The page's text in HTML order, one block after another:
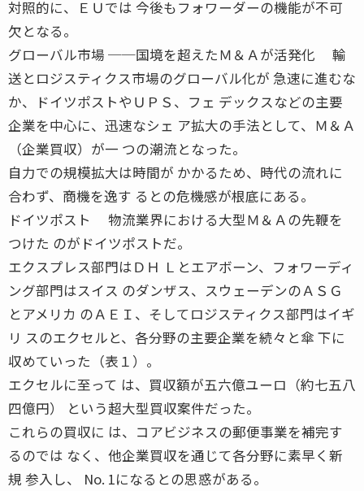
対照的に、ＥＵでは 今後もフォワーダーの機能が不可
欠となる。
グローバル市場 ──国境を超えたＭ＆Ａが活発化 輸
送とロジスティクス市場のグローバル化が 急速に進むな
か、ドイツポストやＵＰＳ、フェ デックスなどの主要
企業を中心に、迅速なシェ ア拡大の手法として、Ｍ＆Ａ
（企業買収）が一 つの潮流となった。
自力での規模拡大は時間が かかるため、時代の流れに
合わず、商機を逸す るとの危機感が根底にある。
ドイツポスト 物流業界における大型Ｍ＆Ａの先鞭を
つけた のがドイツポストだ。
エクスプレス部門はＤＨ Ｌとエアボーン、フォワーディ
ング部門はスイス のダンザス、スウェーデンのＡＳＧ
とアメリカ のＡＥＩ、そしてロジスティクス部門はイギ
リ スのエクセルと、各分野の主要企業を続々と傘 下に
収めていった（表１）。
エクセルに至って は、買収額が五六億ユーロ（約七五八
四億円） という超大型買収案件だった。
これらの買収に は、コアビジネスの郵便事業を補完す
るのでは なく、他企業買収を通じて各分野に素早く新
規 参入し、 No. 1になるとの思惑がある。